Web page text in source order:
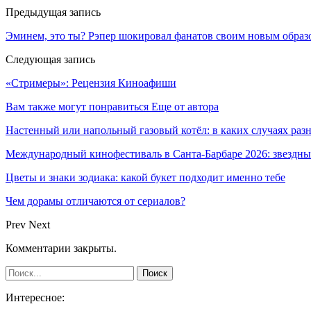
Предыдущая запись
Эминем, это ты? Рэпер шокировал фанатов своим новым
Следующая запись
«Стримеры»: Рецензия Киноафиши
Вам также могут понравиться Еще от автора
Настенный или напольный газовый котёл: в каких случаях
Международный кинофестиваль в Санта-Барбаре 2026:
Цветы и знаки зодиака: какой букет подходит именно тебе
Чем дорамы отличаются от сериалов?
Prev Next
Комментарии закрыты.
Интересное: